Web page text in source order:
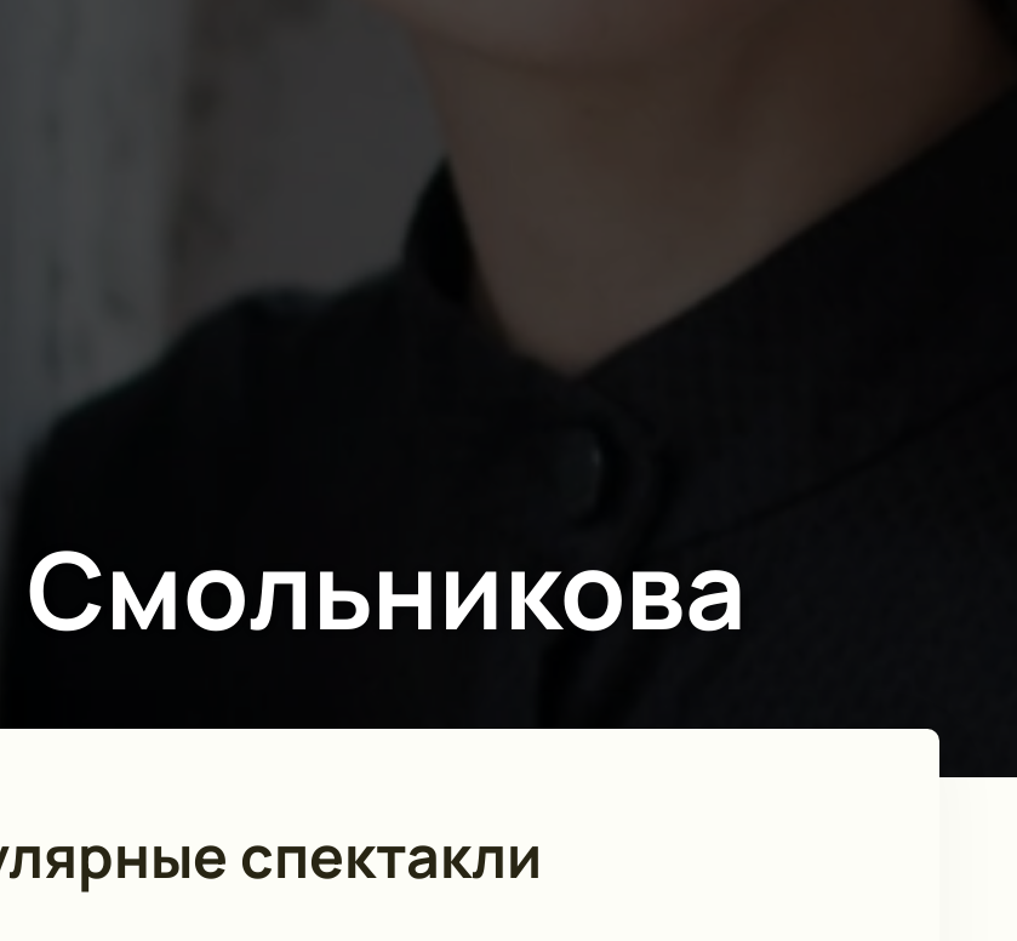
спектакли